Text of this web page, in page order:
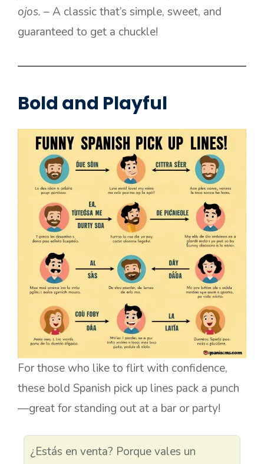
ojos. – A classic that’s simple, sweet, and
guaranteed to get a chuckle!
Bold and Playful
For those who like to flirt with confidence,
these bold Spanish pick up lines pack a punch
—great for standing out at a bar or party!
¿Estás en venta? Porque vales un